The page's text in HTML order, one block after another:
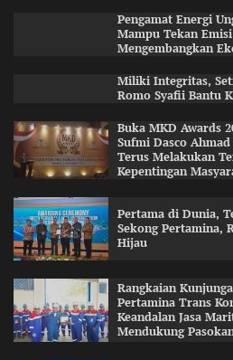
Pengamat Energi
Mampu Tekan
Mengembangkan
Miliki Integritas,
Romo Syafii Bantu
Buka MKD Awards
Sufmi Dasco
Terus Melakukan
Kepentingan
Pertama di Dunia,
Sekong Pertamina,
Hijau
Rangkaian
Pertamina Trans
Keandalan Jasa
Mendukung